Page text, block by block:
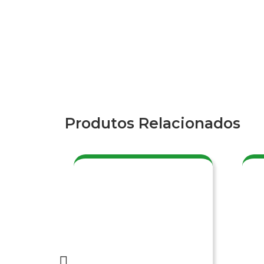
Produtos Relacionados